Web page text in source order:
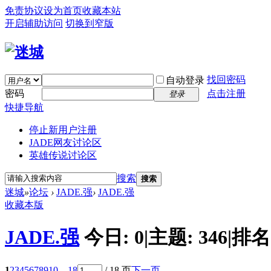
免责协议设为首页收藏本站
开启辅助访问 切换到窄版
自动登录 找回密码
密码
登录
点击注册
快捷导航
停止新用户注册
JADE网友讨论区
英雄传说讨论区
搜索 搜索
迷城»论坛 › JADE.强› JADE.强
收藏本版
JADE.强 今日: 0|主题: 346|排